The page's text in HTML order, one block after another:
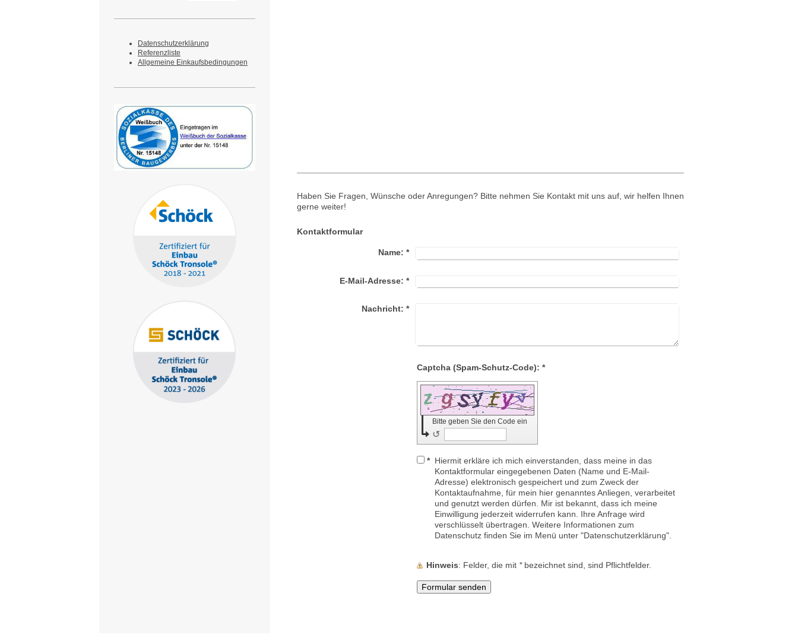
Haben Sie Fragen, Wünsche oder Anregungen? Bitte nehmen Sie Kontakt mit uns auf, wir helfen Ihnen
gerne weiter!
Kontaktformular
Name: *
E-Mail-Adresse: *
Nachricht: *
Captcha (Spam-Schutz-Code): *
Bitte geben Sie den Code ein
↺
* Hiermit erkläre ich mich einverstanden, dass meine in das
Kontaktformular eingegebenen Daten (Name und E-Mail-
Adresse) elektronisch gespeichert und zum Zweck der
Kontaktaufnahme, für mein hier genanntes Anliegen, verarbeitet
und genutzt werden dürfen. Mir ist bekannt, dass ich meine
Einwilligung jederzeit widerrufen kann. Ihre Anfrage wird
verschlüsselt übertragen. Weitere Informationen zum
Datenschutz finden Sie im Menü unter "Datenschutzerklärung".
Hinweis : Felder, die mit *bezeichnet sind, sind Pflichtfelder.
Datenschutzerklärung
Referenzliste
Allgemeine Einkaufsbedingungen